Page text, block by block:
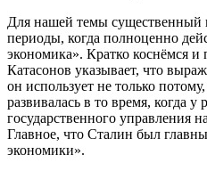
Для нашей темы существенный
периоды, когда полноценно
экономика». Кратко коснёмся
Катасонов указывает, что
он использует не только
развивалась в то время, когда у
государственного управления
Главное, что Сталин был
экономики».